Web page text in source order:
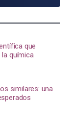
que
química
similares: una